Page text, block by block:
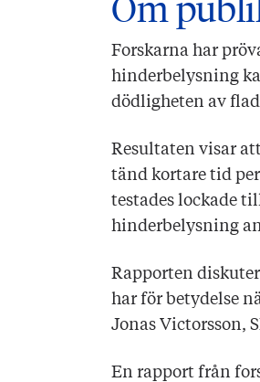
Forskarna har
hinderbelysning
dödligheten av
Resultaten visar
tänd kortare tid
testades lockade
hinderbelysning
Rapporten
har för betydelse
Jonas Victorsson,
En rapport från